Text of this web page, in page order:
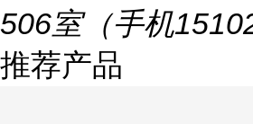
506室（手机
推荐产品